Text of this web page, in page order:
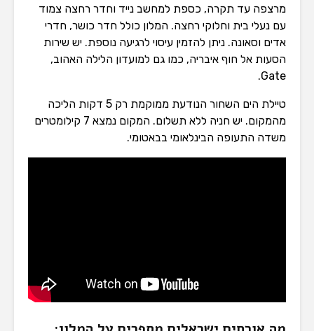
מרצפה עד תקרה, כספת למחשב נייד וחדר רחצה צמוד
עם נעלי בית וחלוקי רחצה. המלון כולל חדר כושר, חדרי
אדים וסאונה. ניתן להזמין עיסוי לרגיעה נוספת. יש שירות
הסעות אל חוף איבריה, כמו גם למועדון הלילה האהוב,
Gate.
טיילת הים השחור הנודעת ממוקמת רק 5 דקות הליכה
מהמקום. יש חניה ללא תשלום. המקום נמצא 7 קילומטרים
משדה התעופה הבינלאומי בבאטומי.